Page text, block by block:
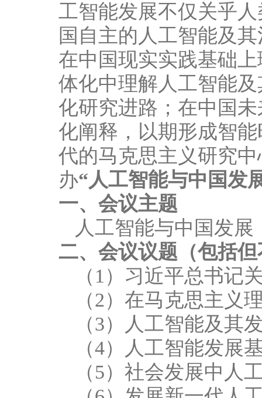
工智能发展不仅关乎
国自主的人工智能及
在中国现实实践基础
体化中理解人工智能
化研究进路；在中国
化阐释，以期形成智
代的马克思主义研究
办“人工智能与中国发
一、会议主题
人工智能与中国发展
二、会议议题（包括
（ 1 ）习近平总书记
（2）在马克思主义
（3）人工智能及其
（4）人工智能发展
（5）社会发展中人